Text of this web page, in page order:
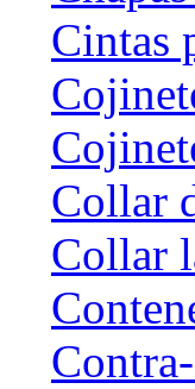
Cintas
Collar
Collar